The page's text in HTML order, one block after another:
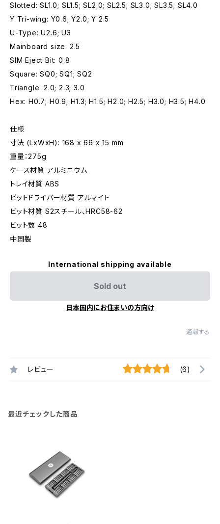
Slotted: SL1.0; SL1.5; SL2.0; SL2.5; SL3.0; SL3.5; SL4.0
Y Tri-wing: Y0.6; Y2.0; Y 2.5
U-Type: U2.6; U3
Mainboard size: 2.5
SIM Eject Bit: 0.8
Square: SQ0; SQ1; SQ2
Triangle: 2.0; 2.3; 3.0
Hex: H0.7; H0.9; H1.3; H1.5; H2.0; H2.5; H3.0; H3.5; H4.0
仕様
寸法 (LxWxH): 168 x 66 x 15 mm
重量：275g
ケース材質 アルミニウム
トレイ材質 ABS
ビットドライバー材質 アルマイト
ビット材質 S2スチール、HRC58-62
ビット数 48
中国製
International shipping available
Sold out
日本国内にお住まいの方向け
通報する
レビュー (6)
最近チェックした商品